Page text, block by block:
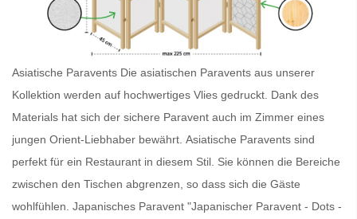
Asiatische Paravents Die asiatischen Paravents aus unserer
Kollektion werden auf hochwertiges Vlies gedruckt. Dank des
Materials hat sich der sichere Paravent auch im Zimmer eines
jungen Orient-Liebhaber bewährt. Asiatische Paravents sind
perfekt für ein Restaurant in diesem Stil. Sie können die Bereiche
zwischen den Tischen abgrenzen, so dass sich die Gäste
wohlfühlen. Japanisches Paravent "Japanischer Paravent - Dots -